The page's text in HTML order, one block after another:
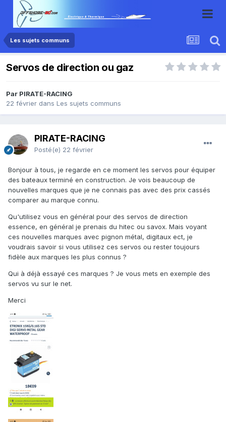
Les sujets communs
Servos de direction ou gaz
Par PIRATE-RACING
22 février dans Les sujets communs
PIRATE-RACING
Posté(e) 22 février
Bonjour à tous, je regarde en ce moment les servos pour équiper
des bateaux terminé en construction. Je vois beaucoup de
nouvelles marques que je ne connais pas avec des prix cassés
comparer au marque connu.
Qu'utilisez vous en général pour des servos de direction
essence, en général je prenais du hitec ou savox. Mais voyant
ces nouvelles marques avec pignon métal, digitaux ect, je
voudrais savoir si vous utilisez ces servos ou rester toujours
fidèle aux marques les plus connus ?
Qui à déjà essayé ces marques ? Je vous mets en exemple des
servos vu sur le net.
Merci